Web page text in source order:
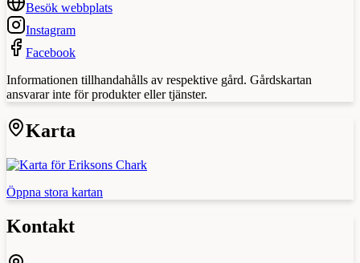
Besök webbplats
Instagram
Facebook
Informationen tillhandahålls av respektive gård. Gårdskartan
ansvarar inte för produkter eller tjänster.
Karta
Öppna stora kartan
Kontakt